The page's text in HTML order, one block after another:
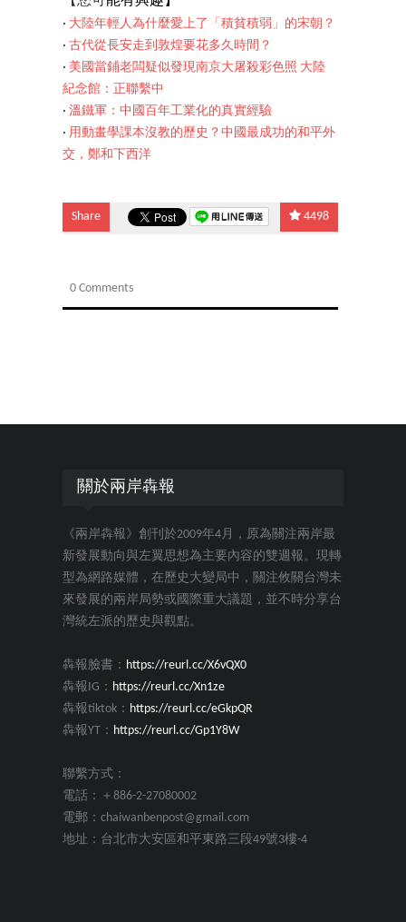
‧ 大陸年輕人為什麼愛上了「積貧積弱」的宋朝？
‧ 古代從長安走到敦煌要花多久時間？
‧ 美國當鋪老闆疑似發現南京大屠殺彩色照 大陸
紀念館：正聯繫中
‧ 溫鐵軍：中國百年工業化的真實經驗
‧ 用動畫學課本沒教的歷史？ 中國最成功的和平外
交，鄭和下西洋
Share 4498
0 Comments
關於兩岸犇報
《兩岸犇報》創刊於2009年4月，原為關注兩岸最
新發展動向與左翼思想為主要內容的雙週報。現轉
型為網路媒體，在歷史大變局中，關注攸關台灣未
來發展的兩岸局勢或國際重大議題，並不時分享台
灣統左派的歷史與觀點。
犇報臉書： https://reurl.cc/X6vQX0
犇報IG： https://reurl.cc/Xn1ze
犇報tiktok： https://reurl.cc/eGkpQR
犇報YT： https://reurl.cc/Gp1Y8W
聯繫方式：
電話：＋886-2-27080002
電郵：chaiwanbenpost@gmail.com
地址：台北市大安區和平東路三段49號3樓-4